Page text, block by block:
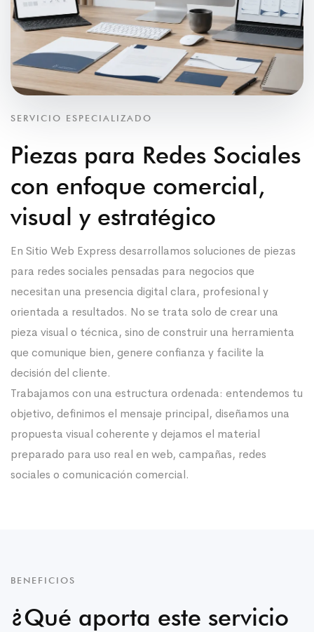
SERVICIO ESPECIALIZADO
Piezas para Redes Sociales
con enfoque comercial,
visual y estratégico
En Sitio Web Express desarrollamos soluciones de piezas
para redes sociales pensadas para negocios que
necesitan una presencia digital clara, profesional y
orientada a resultados. No se trata solo de crear una
pieza visual o técnica, sino de construir una herramienta
que comunique bien, genere confianza y facilite la
decisión del cliente.
Trabajamos con una estructura ordenada: entendemos tu
objetivo, definimos el mensaje principal, diseñamos una
propuesta visual coherente y dejamos el material
preparado para uso real en web, campañas, redes
sociales o comunicación comercial.
BENEFICIOS
¿Qué aporta este servicio